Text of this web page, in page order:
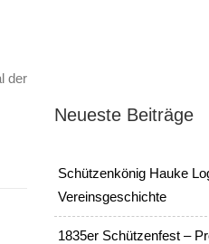
der
Neueste Beiträge
Schützenkönig Hauke
Vereinsgeschichte
1835er Schützenfest –